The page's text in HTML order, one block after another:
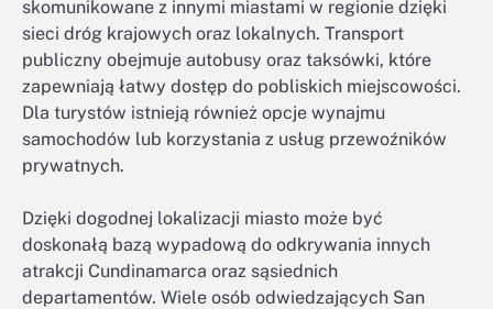
skomunikowane z innymi miastami w regionie dzięki
sieci dróg krajowych oraz lokalnych. Transport
publiczny obejmuje autobusy oraz taksówki, które
zapewniają łatwy dostęp do pobliskich miejscowości.
Dla turystów istnieją również opcje wynajmu
samochodów lub korzystania z usług przewoźników
prywatnych.
Dzięki dogodnej lokalizacji miasto może być
doskonałą bazą wypadową do odkrywania innych
atrakcji Cundinamarca oraz sąsiednich
departamentów. Wiele osób odwiedzających San